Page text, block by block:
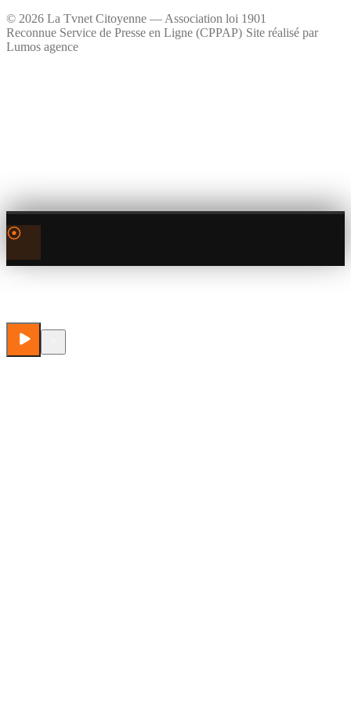
© 2026 La Tvnet Citoyenne — Association loi 1901
Reconnue Service de Presse en Ligne (CPPAP)·Site réalisé par
Lumos agence